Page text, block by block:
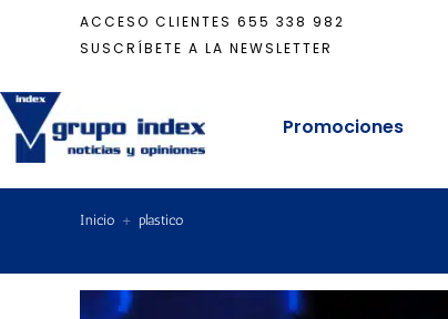
ACCESO CLIENTES 655 338 982
SUSCRÍBETE A LA NEWSLETTER
Promociones
Inicio + plastico